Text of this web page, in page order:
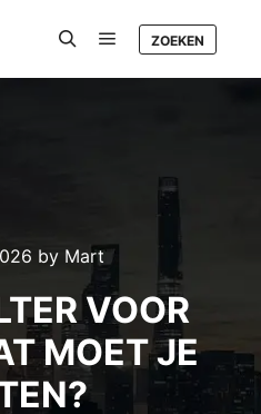
ZOEKEN
by Mart
VOOR
MOET JE